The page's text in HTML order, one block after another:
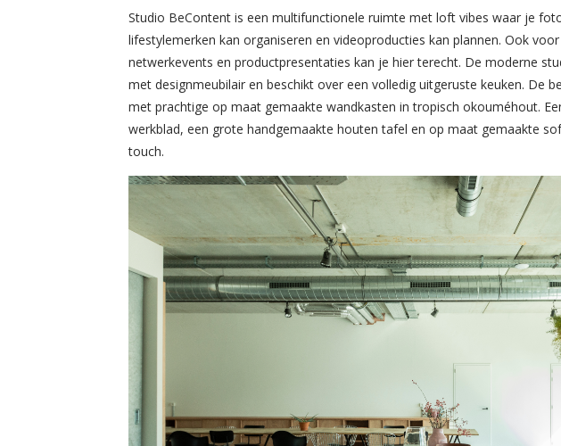
Studio BeContent is een multifunctionele ruimte met loft vibes waar je
lifestylemerken kan organiseren en videoproducties kan plannen. Ook
netwerkevents en productpresentaties kan je hier terecht. De moderne
met designmeubilair en beschikt over een volledig uitgeruste keuken. De
met prachtige op maat gemaakte wandkasten in tropisch okouméhout.
werkblad, een grote handgemaakte houten tafel en op maat gemaakte
touch.